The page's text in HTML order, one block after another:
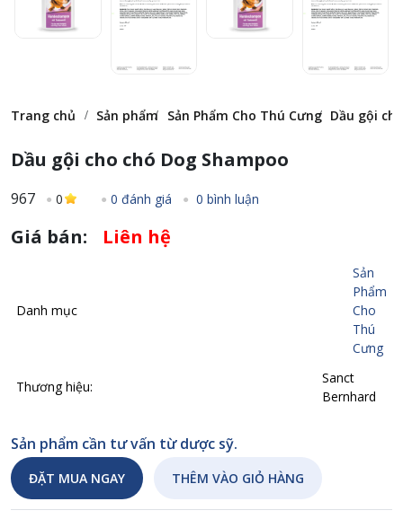
Trang chủ Sản phẩm Sản Phẩm Cho Thú Cưng Dầu gội
Dầu gội cho chó Dog Shampoo
967 0 0 đánh giá 0 bình luận
Giá bán: Liên hệ
Danh mục
Sản
Phẩm
Cho
Thú
Cưng
Thương hiệu:
Sanct
Bernhard
Sản phẩm cần tư vấn từ dược sỹ.
ĐẶT MUA NGAY THÊM VÀO GIỎ HÀNG